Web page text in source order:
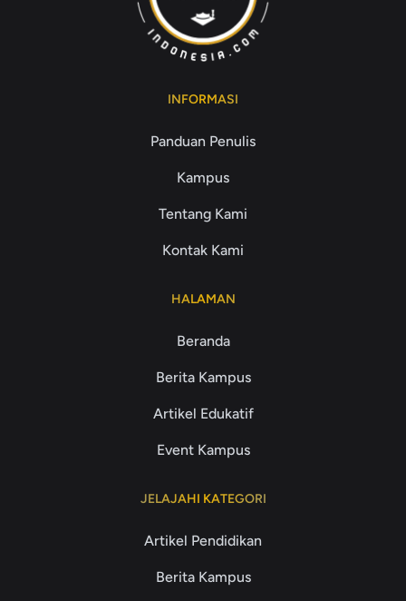
INFORMASI
Panduan Penulis
Kampus
Tentang Kami
Kontak Kami
HALAMAN
Beranda
Berita Kampus
Artikel Edukatif
Event Kampus
JELAJAHI KATEGORI
Artikel Pendidikan
Berita Kampus